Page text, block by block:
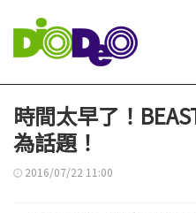
時間太早了！
為話題！
2016/07/22 11:00